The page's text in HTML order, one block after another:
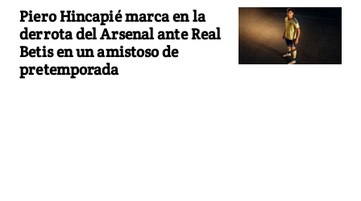
Piero Hincapié marca en la
derrota del Arsenal ante Real
Betis en un amistoso de
pretemporada